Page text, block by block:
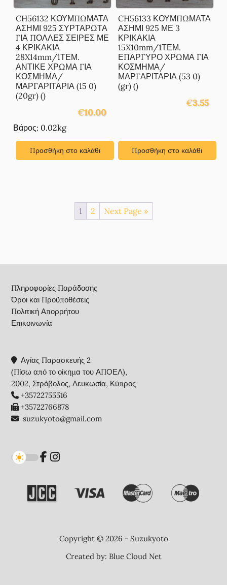
CH56132 ΚΟΥΜΠΩΜΑΤΑ
ΑΣΗΜΙ 925 ΣΥΡΤΑΡΩΤΑ
ΓΙΑ ΠΟΛΛΕΣ ΣΕΙΡΕΣ ΜΕ
4 ΚΡΙΚΑΚΙΑ
28X14mm/1ΤΕΜ.
ΑΝΤΙΚΕ ΧΡΩΜΑ ΓΙΑ
ΚΟΣΜΗΜΑ/
ΜΑΡΓΑΡΙΤΑΡΙΑ (15 0)
(20gr) ()
€10.00
Βάρος: 0.02kg
Προσθήκη στο καλάθι
CH56133 ΚΟΥΜΠΩΜΑΤΑ
ΑΣΗΜΙ 925 ΜΕ 3
ΚΡΙΚΑΚΙΑ
15X10mm/1ΤΕΜ.
ΕΠΑΡΓΥΡΟ ΧΡΩΜΑ ΓΙΑ
ΚΟΣΜΗΜΑ/
ΜΑΡΓΑΡΙΤΑΡΙΑ (53 0)
(gr) ()
€3.55
Προσθήκη στο καλάθι
1 2 Next Page »
Πληροφορίες Παράδοσης
Όροι και Προϋποθέσεις
Πολιτική Απορρήτου
Επικοινωνία
Αγίας Παρασκευής 2
(Πίσω από το οίκημα του ΑΠΟΕΛ),
2002, Στρόβολος, Λευκωσία, Κύπρος
+35722755516
+35722766878
suzukyoto@gmail.com
Copyright © 2026 - Suzukyoto
Created by: Blue Cloud Net